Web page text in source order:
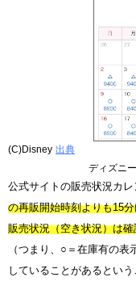
(C)Disney 出典
ディズニ
公式サイトの販売状況カレ
の再販開始時刻よりも15
販売状況（空き状況）は
（つまり、○＝在庫有の
していることがあるという